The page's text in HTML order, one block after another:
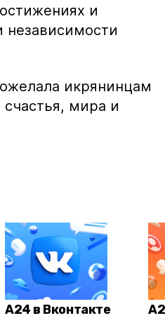
и
независимости
икрянинцам
счастья, мира и
А24 в Вконтакте